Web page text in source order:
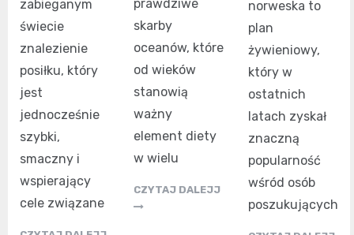
zabieganym
świecie
znalezienie
posiłku, który
jest
jednocześnie
szybki,
smaczny i
wspierający
cele związane
prawdziwe
skarby
oceanów, które
od wieków
stanowią
ważny
element diety
w wielu
CZYTAJ DALEJJ
norweska to
plan
żywieniowy,
który w
ostatnich
latach zyskał
znaczną
popularność
wśród osób
poszukujących